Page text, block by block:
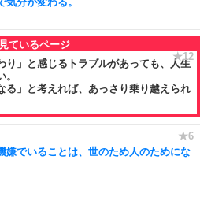
り」と感じるトラブルがあっても、人生
る」と考えれば、あっさり乗り越えられ
嫌でいることは、世のため人のためにな